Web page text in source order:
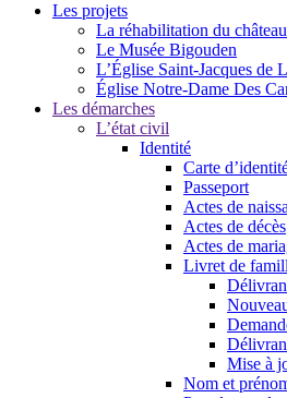
Les projets
La réhabilitation du
Le Musée Bigouden
L’Église Saint-Jacques de
Église Notre-Dame Des
Les démarches
L’état civil
Identité
Carte
Passeport
Actes de
Actes de décès
Actes de
Livret de
Mise à
Nom et